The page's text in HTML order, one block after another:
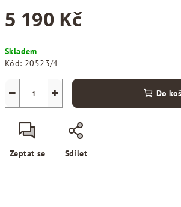
5 190 Kč
cena:
Skladem
Kód: 20523/4
+
− Do
Zeptat se Sdílet